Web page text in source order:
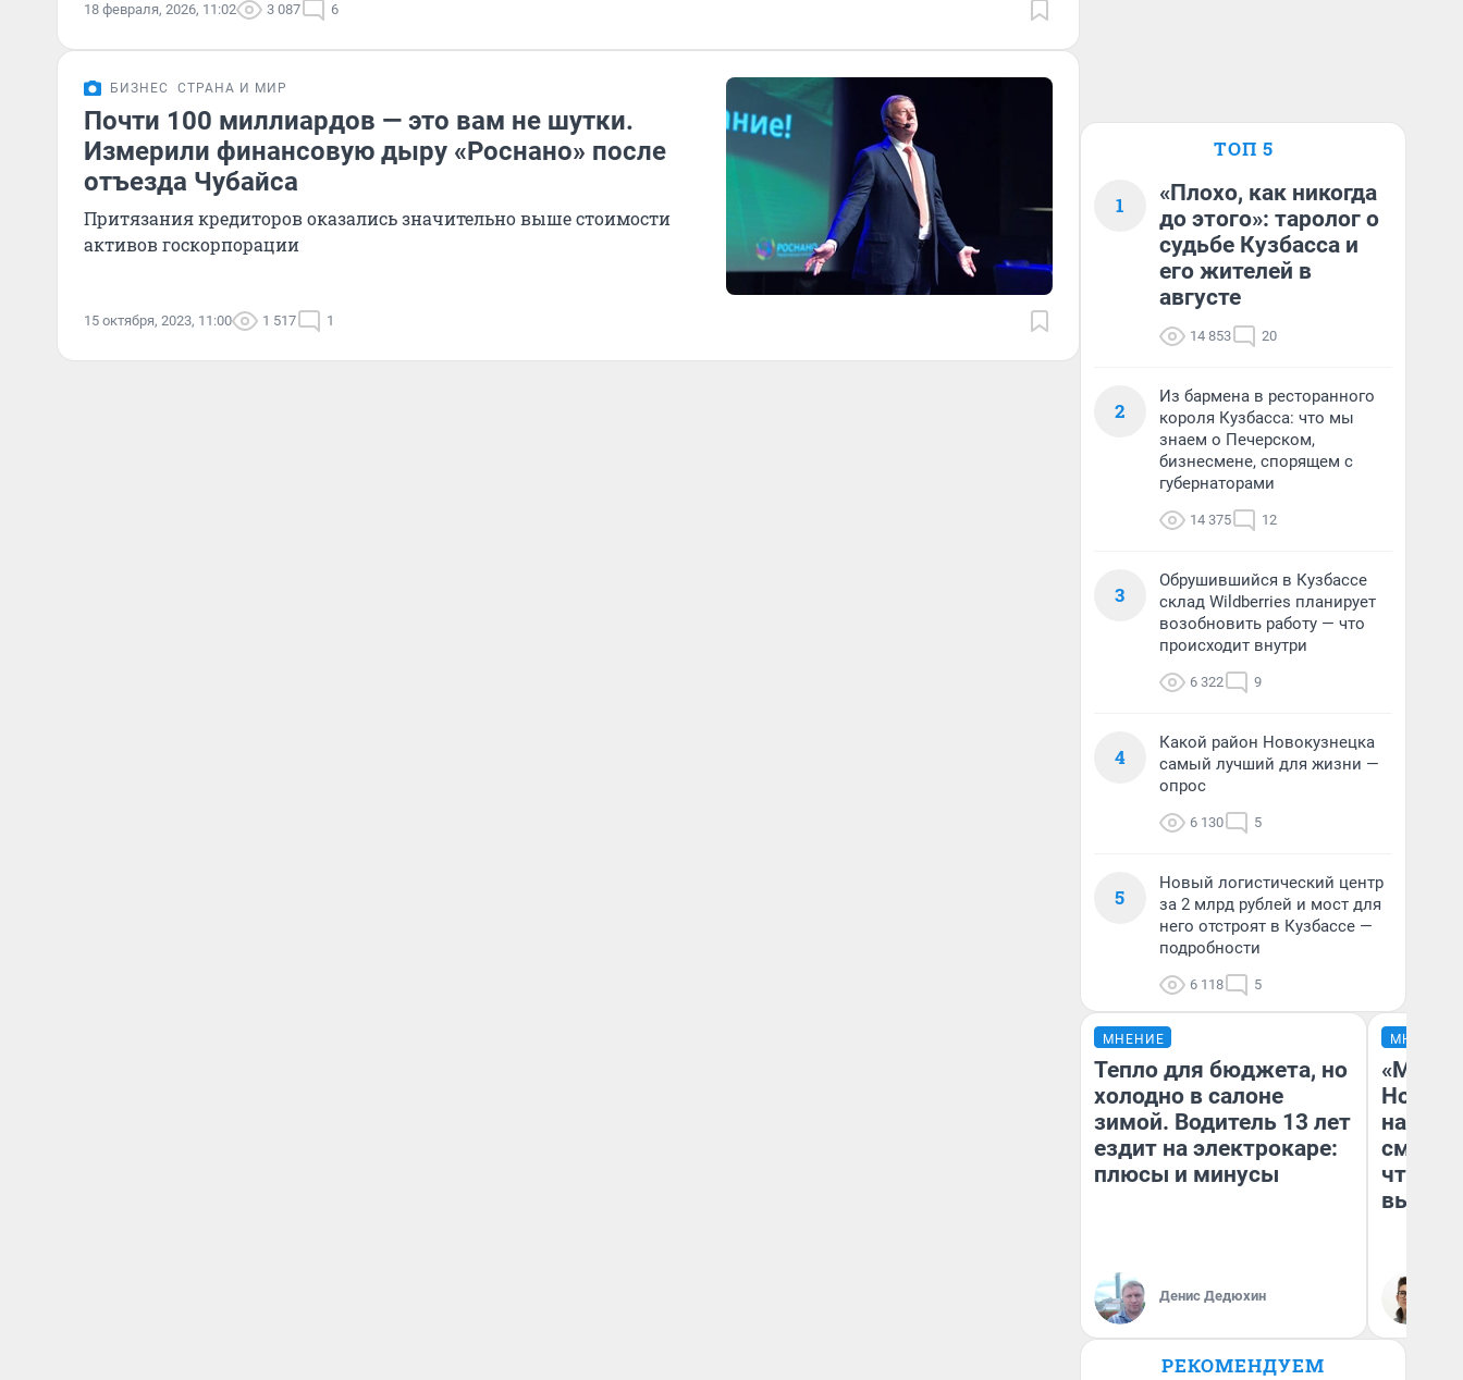
18 февраля, 2026, 11:02 3 087 6
БИЗНЕС СТРАНА И МИР
Почти 100 миллиардов — это вам не шутки.
Измерили финансовую дыру «Роснано» после
отъезда Чубайса
Притязания кредиторов оказались значительно выше стоимости
активов госкорпорации
15 октября, 2023, 11:00 1 517 1
ТОП 5
1
«Плохо, как никогда
до этого»: таролог о
судьбе Кузбасса и
его жителей в
августе
14 853 20
2
Из бармена в ресторанного
короля Кузбасса: что мы
знаем о Печерском,
бизнесмене, спорящем с
губернаторами
14 375 12
3
Обрушившийся в Кузбассе
склад Wildberries планирует
возобновить работу — что
происходит внутри
6 322 9
4
Какой район Новокузнецка
самый лучший для жизни —
опрос
6 130 5
5
Новый логистический центр
за 2 млрд рублей и мост для
него отстроят в Кузбассе —
подробности
6 118 5
МНЕНИЕ
Тепло для бюджета, но
холодно в салоне
зимой. Водитель 13 лет
ездит на электрокаре:
плюсы и минусы
Денис Дедюхин
МНЕНИЕ
«Мы
чтобы
РЕКОМЕНДУЕМ